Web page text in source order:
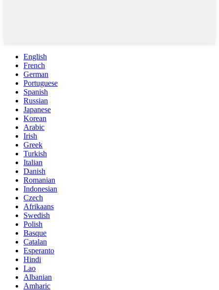
English
French
German
Portuguese
Spanish
Russian
Japanese
Korean
Arabic
Irish
Greek
Turkish
Italian
Danish
Romanian
Indonesian
Czech
Afrikaans
Swedish
Polish
Basque
Catalan
Esperanto
Hindi
Lao
Albanian
Amharic